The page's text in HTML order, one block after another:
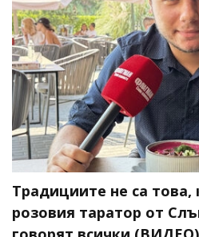
Традициите не са
розовия таратор от